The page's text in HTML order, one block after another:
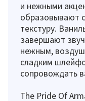
и нежными
образовывают
текстуру.
завершают
нежным,
сладким
сопровождать
The Pride Of